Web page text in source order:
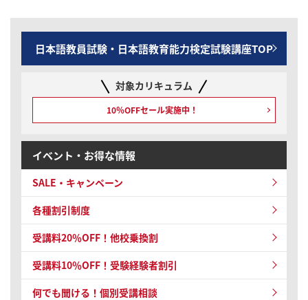
【リリース情報】2025年合格目標｜日本語教育能力検定試験 過去問解説
講座
日本語教員試験・日本語教育能力検定試験講座TOP
対象カリキュラム
10％OFFセール実施中！
イベント・お得な情報
SALE・キャンペーン
各種割引制度
受講料20％OFF！他校乗換割
受講料10％OFF！ 受験経験者割引
何でも聞ける！個別受講相談